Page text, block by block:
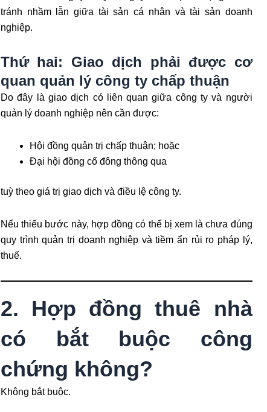
tránh nhầm lẫn giữa tài sản cá nhân và tài sản doanh
nghiệp.
Thứ hai: Giao dịch phải được cơ
quan quản lý công ty chấp thuận
Do đây là giao dịch có liên quan giữa công ty và người
quản lý doanh nghiệp nên cần được:
Hội đồng quản trị chấp thuận; hoặc
Đại hội đồng cổ đông thông qua
tuỳ theo giá trị giao dịch và điều lệ công ty.
Nếu thiếu bước này, hợp đồng có thể bị xem là chưa đúng
quy trình quản trị doanh nghiệp và tiềm ẩn rủi ro pháp lý,
thuế.
2. Hợp đồng thuê nhà
có bắt buộc công
chứng không?
Không bắt buộc.